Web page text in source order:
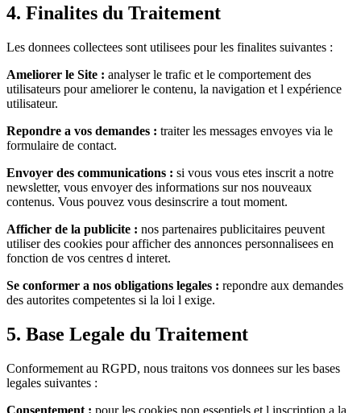
4. Finalites du Traitement
Les donnees collectees sont utilisees pour les finalites suivantes :
Ameliorer le Site : analyser le trafic et le comportement des
utilisateurs pour ameliorer le contenu, la navigation et l expérience
utilisateur.
Repondre a vos demandes : traiter les messages envoyes via le
formulaire de contact.
Envoyer des communications : si vous vous etes inscrit a notre
newsletter, vous envoyer des informations sur nos nouveaux
contenus. Vous pouvez vous desinscrire a tout moment.
Afficher de la publicite : nos partenaires publicitaires peuvent
utiliser des cookies pour afficher des annonces personnalisees en
fonction de vos centres d interet.
Se conformer a nos obligations legales : repondre aux demandes
des autorites competentes si la loi l exige.
5. Base Legale du Traitement
Conformement au RGPD, nous traitons vos donnees sur les bases
legales suivantes :
Consentement : pour les cookies non essentiels et l inscription a la